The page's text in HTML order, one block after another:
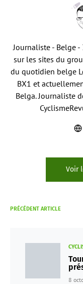
Journaliste - Belge
sur les sites du
du quotidien belge
BX1 et
Belga. Journaliste
Voir
PRÉCÉDENT ARTICLE
8